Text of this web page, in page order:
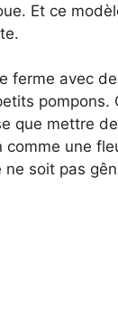
Et ce
ferme avec
pompons.
que mettre
une
soit pas